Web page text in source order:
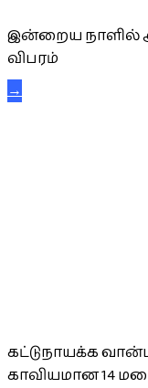
இன்றைய நாளில்
விபரம்
→
கட்டுநாயக்க
காவியமான 14